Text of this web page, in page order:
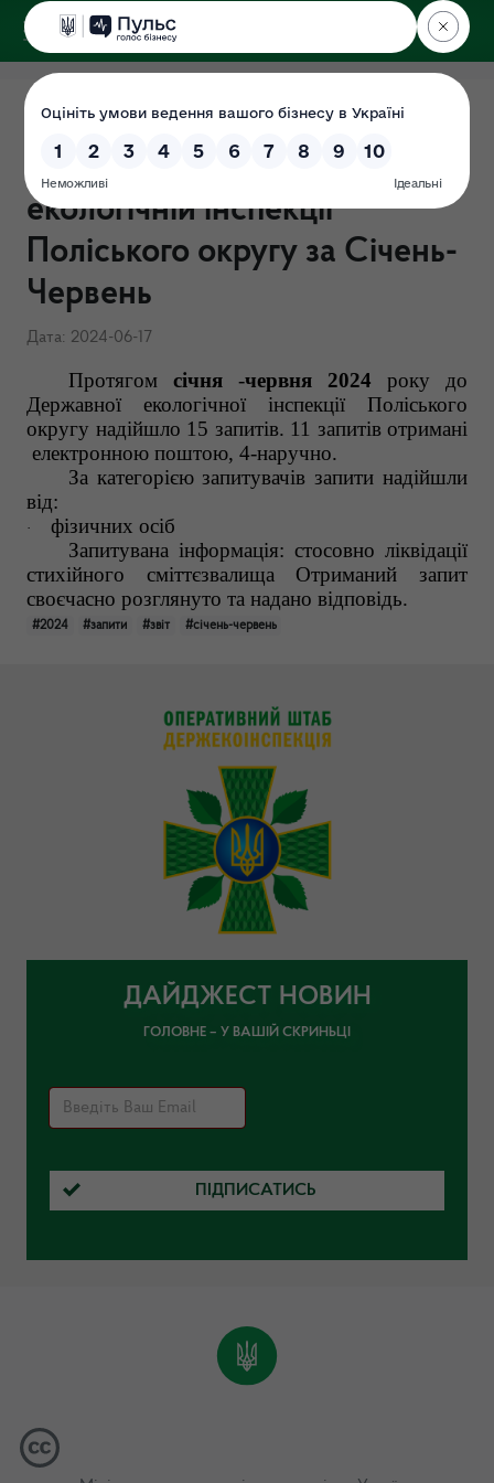
ДЕРЖЕКОІНСПЕКЦІЯ
Поліського округу
Підсумки роботи із запитами
на інформацію у Державній
екологічній інспекції
Поліського округу за Січень-
Червень
Дата: 2024-06-17
Протягом січня-червня 2024 року до
Державної екологічної інспекції Поліського
округу надійшло 15 запитів. 11 запитів отримані
електронною поштою, 4-наручно.
За категорією запитувачів запити надійшли
від:
·
фізичних осіб
Запитувана інформація: стосовно ліквідації
стихійного сміттєзвалища Отриманий запит
своєчасно розглянуто та надано відповідь.
#2024 #запити #звіт #січень-червень
ДАЙДЖЕСТ НОВИН
ГОЛОВНЕ – У ВАШІЙ СКРИНЬЦІ
ПІДПИСАТИСЬ